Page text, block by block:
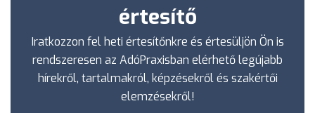
értesítő
Iratkozzon fel heti értesítőnkre és értesüljön Ön is
rendszeresen az AdóPraxisban elérhető legújabb
hírekről, tartalmakról, képzésekről és szakértői
elemzésekről!